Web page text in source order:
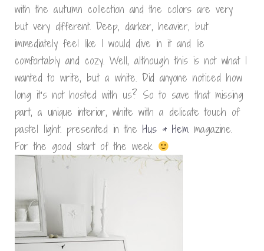
with the autumn collection and the colors are very
but very different. Deep, darker, heavier, but
immediately feel like I would dive in it and lie
comfortably and cozy. Well, although this is not what I
wanted to write, but a white. Did anyone noticed how
long it’s not hosted with us? So to save that missing
part, a unique interior, white with a delicate touch of
pastel light. presented in the Hus & Hem magazine.
For the good start of the week